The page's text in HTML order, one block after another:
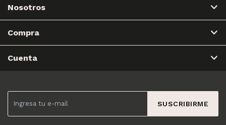
SUSCRIBIRME
Nosotros
Compra
Cuenta